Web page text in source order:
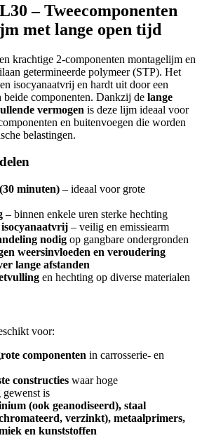
– Tweecomponenten
met lange open tijd
krachtige 2-componenten montagelijm en
getermineerde polymeer (STP). Het
isocyanaatvrij en hardt uit door een
beide componenten. Dankzij de lange
vermogen is deze lijm ideaal voor
en buitenvoegen die worden
belastingen.
minuten) – ideaal voor grote
– binnen enkele uren sterke hechting
– veilig en emissiearm
nodig op gangbare ondergronden
weersinvloeden en veroudering
lange afstanden
en hechting op diverse materialen
voor:
componenten in carrosserie- en
constructies waar hoge
gewenst is
(ook geanodiseerd), staal
verzinkt), metaalprimers,
en kunststoffen